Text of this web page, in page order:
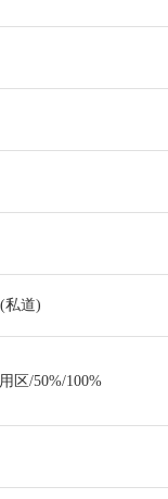
私道)
区/50%/100%